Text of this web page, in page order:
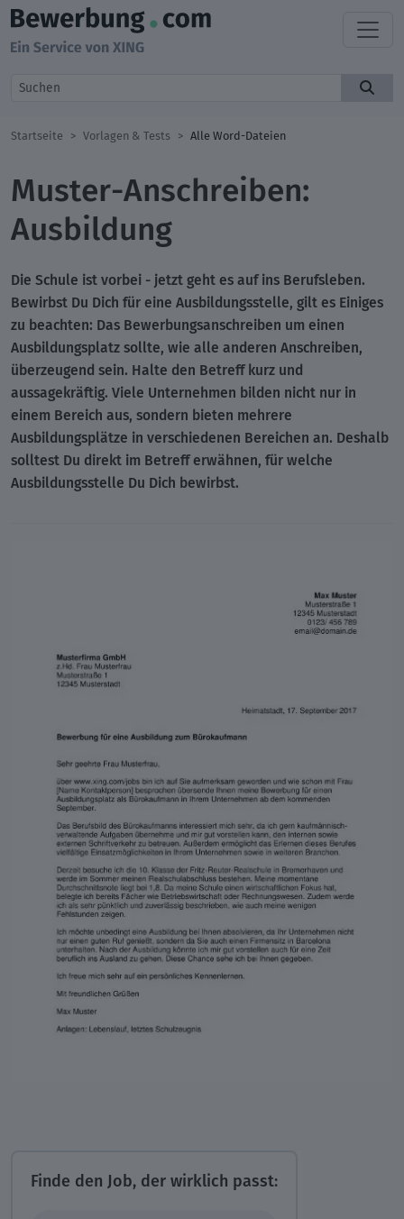
Startseite Vorlagen & Tests Alle Word-Dateien
Muster-Anschreiben:
Ausbildung
Die Schule ist vorbei - jetzt geht es auf ins Berufsleben.
Bewirbst Du Dich für eine Ausbildungsstelle, gilt es Einiges
zu beachten: Das Bewerbungsanschreiben um einen
Ausbildungsplatz sollte, wie alle anderen Anschreiben,
überzeugend sein. Halte den Betreff kurz und
aussagekräftig. Viele Unternehmen bilden nicht nur in
einem Bereich aus, sondern bieten mehrere
Ausbildungsplätze in verschiedenen Bereichen an. Deshalb
solltest Du direkt im Betreff erwähnen, für welche
Ausbildungsstelle Du Dich bewirbst.
Finde den Job, der wirklich passt: